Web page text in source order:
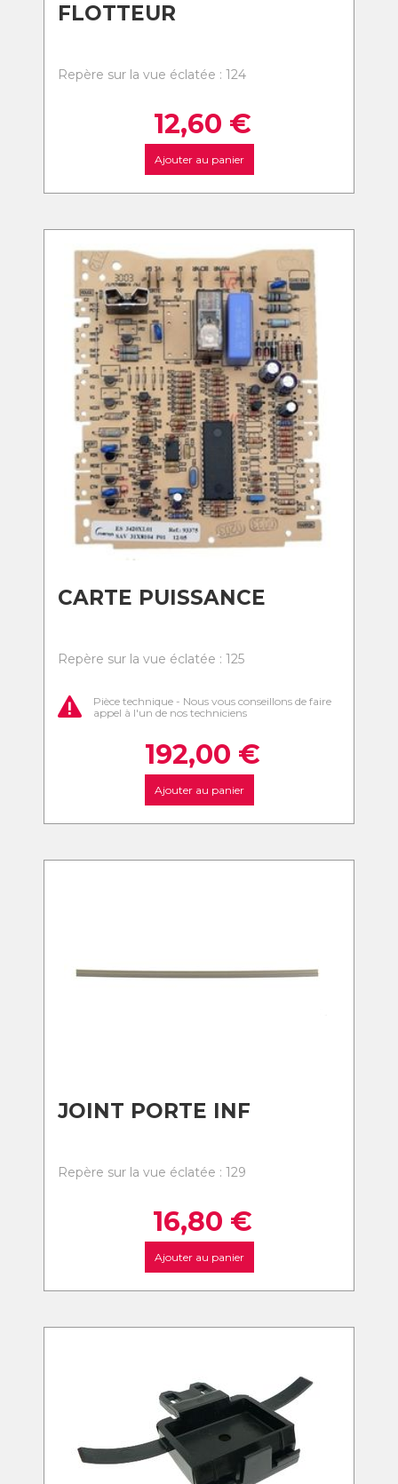
FLOTTEUR
Repère sur la vue éclatée : 124
12,60 €
Ajouter au panier
CARTE PUISSANCE
Repère sur la vue éclatée : 125
Pièce technique - Nous vous conseillons de faire
appel à l'un de nos techniciens
192,00 €
Ajouter au panier
JOINT PORTE INF
Repère sur la vue éclatée : 129
16,80 €
Ajouter au panier